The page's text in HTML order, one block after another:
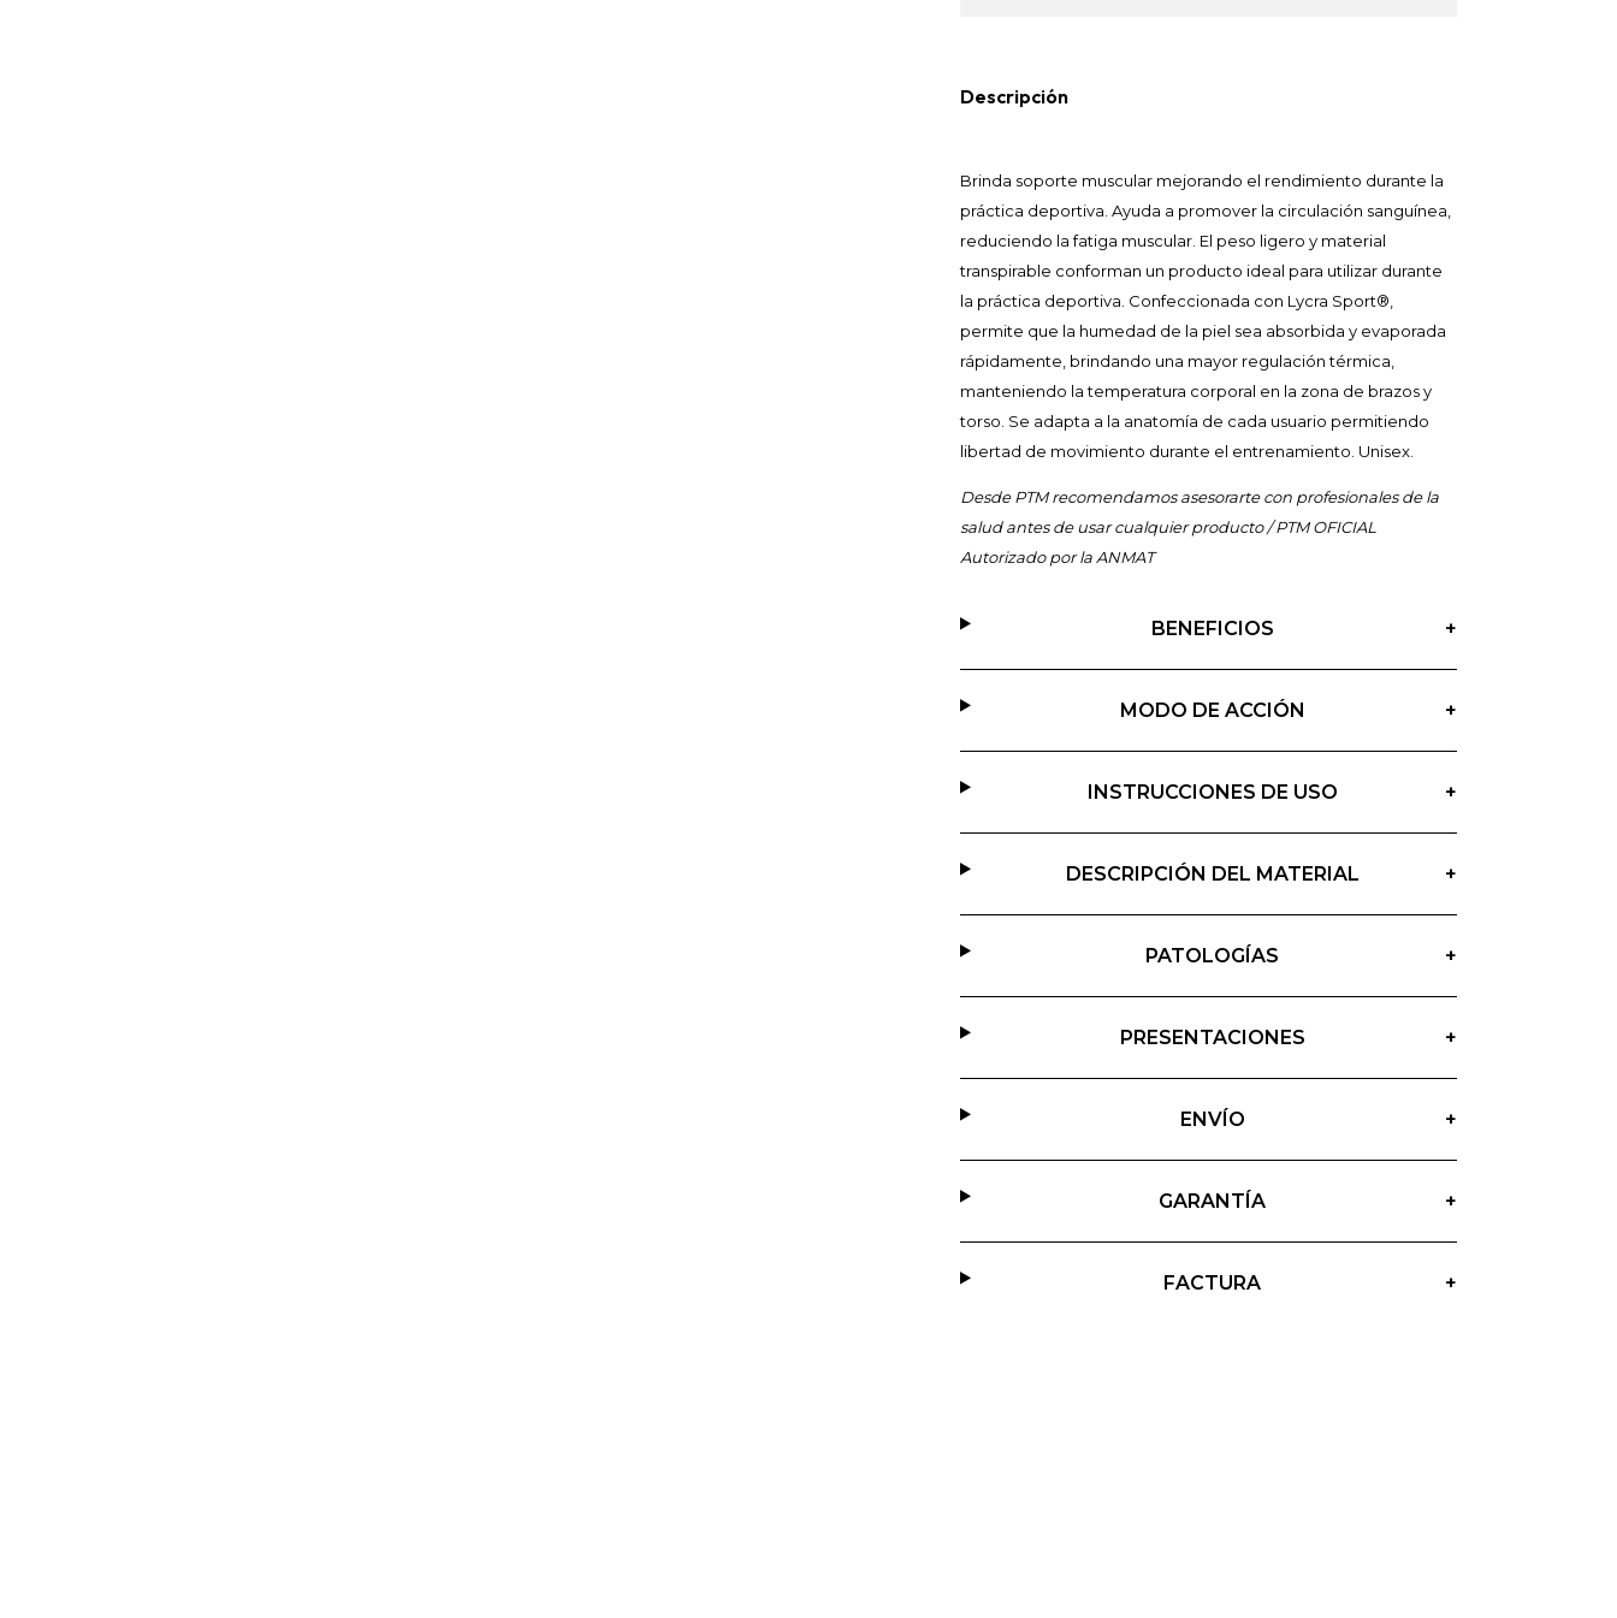
Descripción
Brinda soporte muscular mejorando el rendimiento durante la
práctica deportiva. Ayuda a promover la circulación sanguínea,
reduciendo la fatiga muscular. El peso ligero y material
transpirable conforman un producto ideal para utilizar durante
la práctica deportiva. Confeccionada con Lycra Sport®,
permite que la humedad de la piel sea absorbida y evaporada
rápidamente, brindando una mayor regulación térmica,
manteniendo la temperatura corporal en la zona de brazos y
torso. Se adapta a la anatomía de cada usuario permitiendo
libertad de movimiento durante el entrenamiento. Unisex.
Desde PTM recomendamos asesorarte con profesionales de la
salud antes de usar cualquier producto / PTM OFICIAL
Autorizado por la ANMAT
BENEFICIOS +
MODO DE ACCIÓN +
INSTRUCCIONES DE USO +
DESCRIPCIÓN DEL MATERIAL +
PATOLOGÍAS +
PRESENTACIONES +
ENVÍO +
GARANTÍA +
FACTURA +